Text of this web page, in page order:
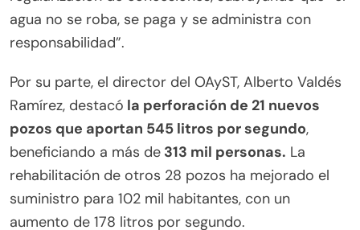
agua no se roba, se paga y se administra con
responsabilidad”.
Por su parte, el director del OAyST, Alberto Valdés
Ramírez, destacó la perforación de 21 nuevos
pozos que aportan 545 litros por segundo,
beneficiando a más de 313 mil personas. La
rehabilitación de otros 28 pozos ha mejorado el
suministro para 102 mil habitantes, con un
aumento de 178 litros por segundo.